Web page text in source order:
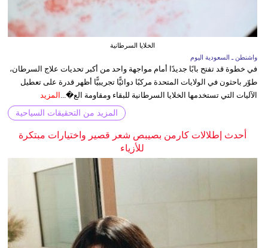
الخلايا السرطانية
واشنطن ـ السعودية اليوم
في خطوة قد تفتح بابًا جديدًا أمام مواجهة واحد من أكبر تحديات علاج السرطان،
طوّر باحثون في الولايات المتحدة مركبًا دوائيًّا تجريبيًّا أظهر قدرة على تعطيل
الآليات التي تستخدمها الخلايا السرطانية للبقاء ومقاومة الع�... المزيد
المزيد من التحقيقات السياحية
أحدث إطلالات كارمن بصيبص شعر قصير واختيارات مبتكرة
للأزياء